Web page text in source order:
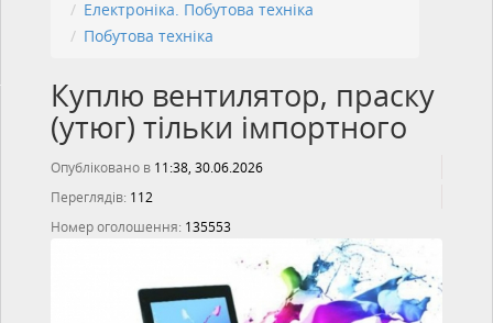
Електроніка. Побутова техніка
Побутова техніка
Куплю вентилятор, праску
(утюг) тільки імпортного
Опубліковано в 11:38, 30.06.2026
Переглядів: 112
Номер оголошення: 135553